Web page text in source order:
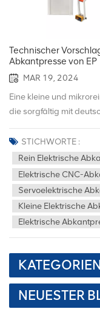
Technischer
Abkantpresse von EP
MAR 19, 2024
Eine kleine und
die sorgfältig mit
Vergleich zum
es vier Vorteile：
beträgt ein Viertel des
Abkantpresse；(2)
Abkantpresse Es wird
Ölleckage auf,
umweltfreundlicher
wird über einen
hydraulische
Servo-Abkantpresse
Schraubendrehung,
Arbeit auf und ab
STICHWORTE :
Rein Elektrische
Elektrische CNC-
Servoelektrische
Kleine Elektrische
Elektrische
KATEGORIEN
NEUESTER